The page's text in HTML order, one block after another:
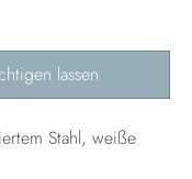
lassen
Stahl, weiße